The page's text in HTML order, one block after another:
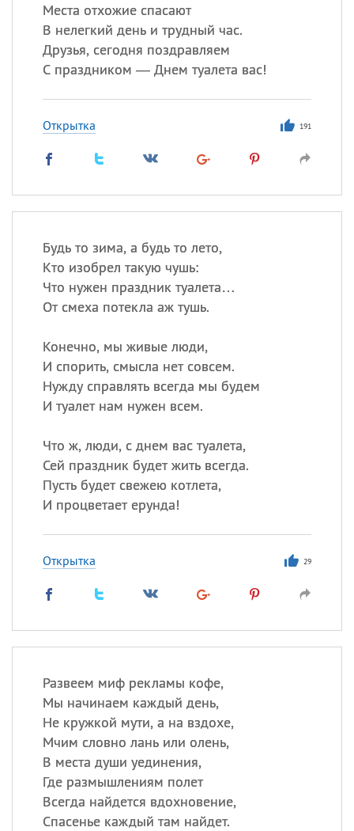
Места отхожие спасают
В нелегкий день и трудный час.
Друзья, сегодня поздравляем
С праздником — Днем туалета вас!
Открытка 191
Будь то зима, а будь то лето,
Кто изобрел такую чушь:
Что нужен праздник туалета…
От смеха потекла аж тушь.
Конечно, мы живые люди,
И спорить, смысла нет совсем.
Нужду справлять всегда мы будем
И туалет нам нужен всем.
Что ж, люди, с днем вас туалета,
Сей праздник будет жить всегда.
Пусть будет свежею котлета,
И процветает ерунда!
Открытка 29
Развеем миф рекламы кофе,
Мы начинаем каждый день,
Не кружкой мути, а на вздохе,
Мчим словно лань или олень,
В места души уединения,
Где размышлениям полет
Всегда найдется вдохновение,
Спасенье каждый там найдет.